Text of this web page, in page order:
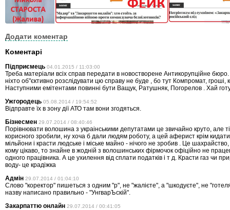
Додати коментар
Коментарі
Підприємець 04.01.2015 / 11:03:00
Треба матеріали всіх справ передати в новостворене Антикорупційне
ніхто об"єктивно розслідувати цю справу не буде , бо тут Компромат, гроші,
Наступними емітентами повинні бути Ващук, Ратушняк, Погорелов . Хай
Ужгородець 05.08.2014 / 19:54:52
Відправте їх в зону дії АТО там вони згодяться.
Бізнесмен 29.07.2014 / 08:40:46
Порівнювати волошина з украінськими депутатами це звичайно круто, але
корисного зробили, ну хоча б дали людям роботу, а цей аферист крім
мільйони і красти людське і міське майно - нічого не зробив . Це
кому цікаво, то знайне в жодній з волошинських фірмочок офіційно не
одного працівника. А це ухилення від сплати податків і т д. Красти газ чи
воду- це крадіжка
Адмін 29.07.2014 / 01:04:10
Слово "коректор" пишеться з одним "р", не "жалієте", а "шкодуєте", не
назву написано правильно - "УнгварЪскій".
Закарпаттю онлайн 29.07.2014 / 00:41:05